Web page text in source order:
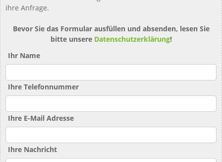
ihre Anfrage.
Bevor Sie das Formular ausfüllen und absenden, lesen Sie
bitte unsere Datenschutzerklärung!
Ihr Name
Ihre Telefonnummer
Ihre E-Mail Adresse
Ihre Nachricht